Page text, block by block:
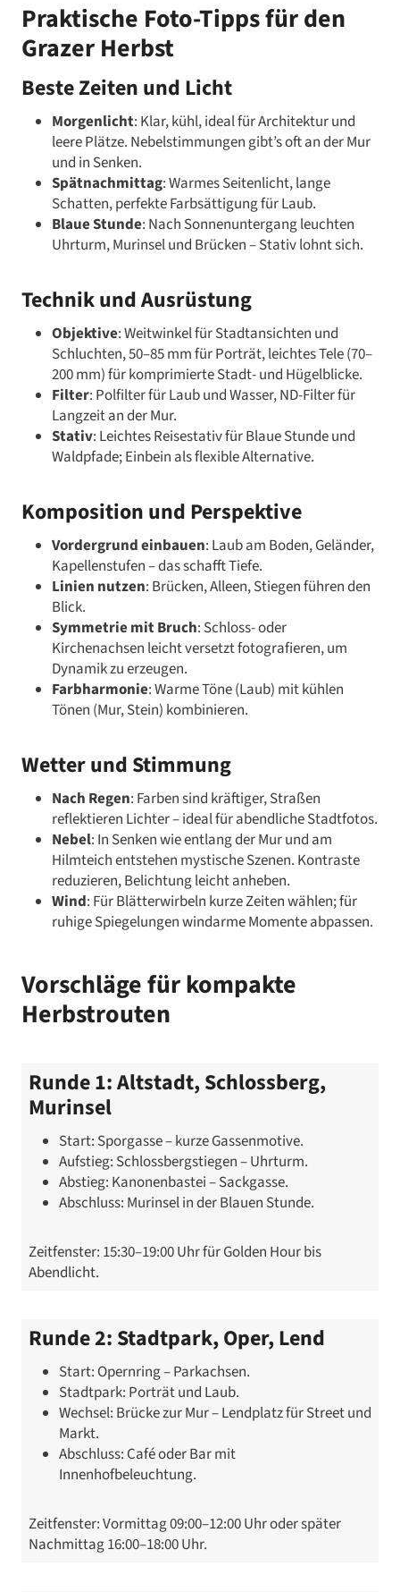
Praktische Foto-Tipps für den
Grazer Herbst
Beste Zeiten und Licht
Morgenlicht: Klar, kühl, ideal für Architektur und
leere Plätze. Nebelstimmungen gibt’s oft an der Mur
und in Senken.
Spätnachmittag: Warmes Seitenlicht, lange
Schatten, perfekte Farbsättigung für Laub.
Blaue Stunde: Nach Sonnenuntergang leuchten
Uhrturm, Murinsel und Brücken – Stativ lohnt sich.
Technik und Ausrüstung
Objektive: Weitwinkel für Stadtansichten und
Schluchten, 50–85 mm für Porträt, leichtes Tele (70–
200 mm) für komprimierte Stadt- und Hügelblicke.
Filter: Polfilter für Laub und Wasser, ND-Filter für
Langzeit an der Mur.
Stativ: Leichtes Reisestativ für Blaue Stunde und
Waldpfade; Einbein als flexible Alternative.
Komposition und Perspektive
Vordergrund einbauen: Laub am Boden, Geländer,
Kapellenstufen – das schafft Tiefe.
Linien nutzen: Brücken, Alleen, Stiegen führen den
Blick.
Symmetrie mit Bruch: Schloss- oder
Kirchenachsen leicht versetzt fotografieren, um
Dynamik zu erzeugen.
Farbharmonie: Warme Töne (Laub) mit kühlen
Tönen (Mur, Stein) kombinieren.
Wetter und Stimmung
Nach Regen: Farben sind kräftiger, Straßen
reflektieren Lichter – ideal für abendliche Stadtfotos.
Nebel: In Senken wie entlang der Mur und am
Hilmteich entstehen mystische Szenen. Kontraste
reduzieren, Belichtung leicht anheben.
Wind: Für Blätterwirbeln kurze Zeiten wählen; für
ruhige Spiegelungen windarme Momente abpassen.
Vorschläge für kompakte
Herbstrouten
Runde 1: Altstadt, Schlossberg,
Murinsel
Start: Sporgasse – kurze Gassenmotive.
Aufstieg: Schlossbergstiegen – Uhrturm.
Abstieg: Kanonenbastei – Sackgasse.
Abschluss: Murinsel in der Blauen Stunde.
Zeitfenster: 15:30–19:00 Uhr für Golden Hour bis
Abendlicht.
Runde 2: Stadtpark, Oper, Lend
Start: Opernring – Parkachsen.
Stadtpark: Porträt und Laub.
Wechsel: Brücke zur Mur – Lendplatz für Street und
Markt.
Abschluss: Café oder Bar mit
Innenhofbeleuchtung.
Zeitfenster: Vormittag 09:00–12:00 Uhr oder später
Nachmittag 16:00–18:00 Uhr.